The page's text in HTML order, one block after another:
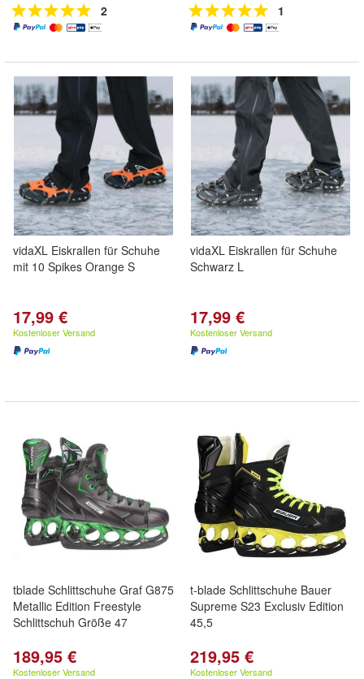
2 1
vidaXL Eiskrallen für Schuhe
mit 10 Spikes Orange S
17,99 €
Kostenloser Versand
vidaXL Eiskrallen für Schuhe
Schwarz L
17,99 €
Kostenloser Versand
tblade Schlittschuhe Graf G875
Metallic Edition Freestyle
Schlittschuh Größe 47
189,95 €
Kostenloser Versand
t-blade Schlittschuhe Bauer
Supreme S23 Exclusiv Edition
45,5
219,95 €
Kostenloser Versand